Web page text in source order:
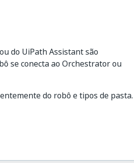
do UiPath Assistant são
se conecta ao Orchestrator ou
do robô e tipos de pasta.